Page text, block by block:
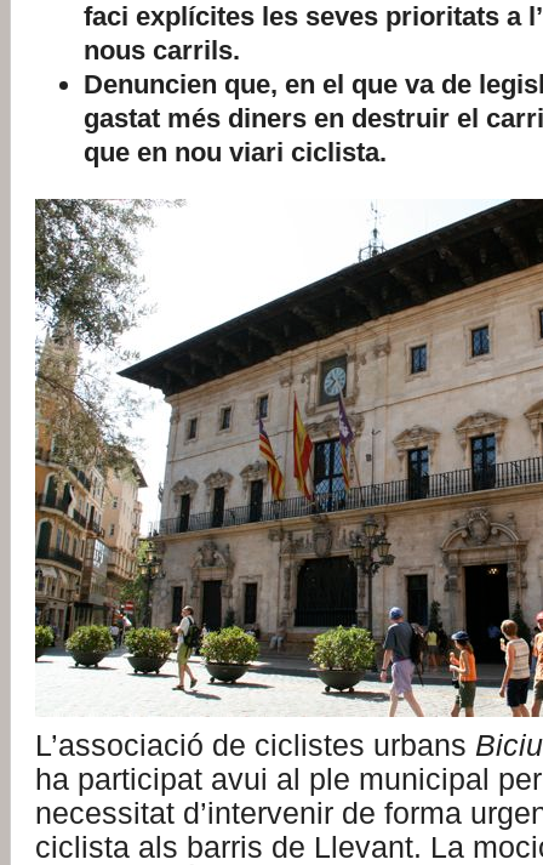
faci explícites les seves prioritats a
nous carrils.
Denuncien que, en el que va de
gastat més diners en destruir el
que en nou viari ciclista.
L’associació de ciclistes urbans
ha participat avui al ple municipal
necessitat d’intervenir de forma
ciclista als barris de Llevant. La